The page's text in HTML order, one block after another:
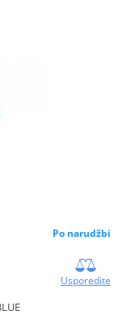
Po narudžbi
Usporedite